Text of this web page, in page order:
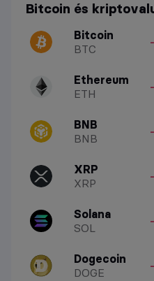
Bitcoin és
Bitcoin
BTC
Ethereum
ETH
BNB
BNB
XRP
XRP
Solana
SOL
Dogecoin
DOGE